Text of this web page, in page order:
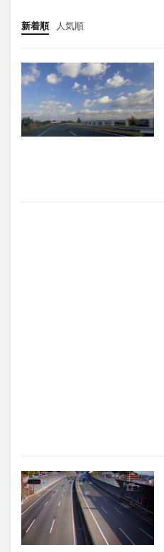
新着順 人気順